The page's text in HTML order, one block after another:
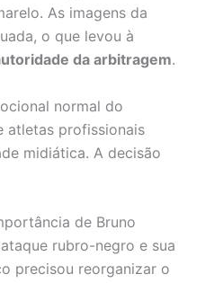
As imagens da
o que levou à
da arbitragem.
normal do
atletas profissionais
midiática. A decisão
de Bruno
rubro-negro e sua
precisou reorganizar o